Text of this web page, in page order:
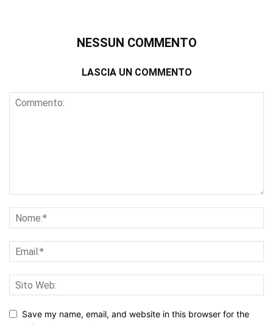
NESSUN COMMENTO
LASCIA UN COMMENTO
Save my name, email, and website in this browser for the